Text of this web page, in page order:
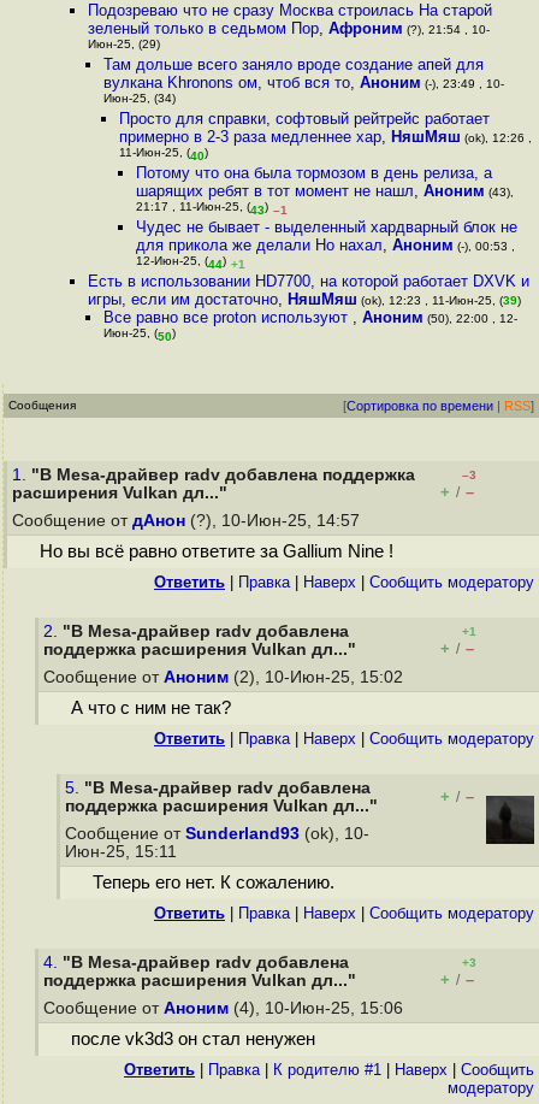
Подозреваю что не сразу Москва строилась На старой
зеленый только в седьмом Пор, Афроним (?), 21:54 , 10-
Июн-25, (29)
Там дольше всего заняло вроде создание апей для
вулкана Khronons ом, чтоб вся то, Аноним (-), 23:49 , 10-
Июн-25, (34)
Просто для справки, софтовый рейтрейс работает
примерно в 2-3 раза медленнее хар, НяшМяш (ok), 12:26 ,
11-Июн-25, (40)
Потому что она была тормозом в день релиза, а
шарящих ребят в тот момент не нашл, Аноним (43),
21:17 , 11-Июн-25, (43) –1
Чудес не бывает - выделенный хардварный блок не
для прикола же делали Но нахал, Аноним (-), 00:53 ,
12-Июн-25, (44) +1
Есть в использовании HD7700, на которой работает DXVK и
игры, если им достаточно, НяшМяш (ok), 12:23 , 11-Июн-25, (39)
Все равно все proton используют , Аноним (50), 22:00 , 12-
Июн-25, (50)
Сообщения [Сортировка по времени | RSS]
1. "В Mesa-драйвер radv добавлена поддержка
расширения Vulkan дл..."
–3
+ / –
Сообщение от дАнон (?), 10-Июн-25, 14:57
Но вы всё равно ответите за Gallium Nine !
Ответить Правка| Наверх Cообщить модератору
2. "В Mesa-драйвер radv добавлена
поддержка расширения Vulkan дл..."
+1
+ / –
Сообщение от Аноним (2), 10-Июн-25, 15:02
А что с ним не так?
Ответить Правка| Наверх Cообщить модератору
5. "В Mesa-драйвер radv добавлена
поддержка расширения Vulkan дл..."
+ / –
Сообщение от Sunderland93 (ok), 10-
Июн-25, 15:11
Теперь его нет. К сожалению.
Ответить Правка| Наверх Cообщить модератору
4. "В Mesa-драйвер radv добавлена
поддержка расширения Vulkan дл..."
+3
+ / –
Сообщение от Аноним (4), 10-Июн-25, 15:06
после vk3d3 он стал ненужен
Ответить Правка| К родителю #1 Наверх
Cообщить
модератору